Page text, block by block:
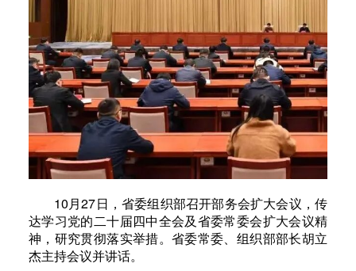
10月27日，省委组织部召开部务会扩大会议，传
达学习党的二十届四中全会及省委常委会扩大会议精
神，研究贯彻落实举措。省委常委、组织部部长胡立
杰主持会议并讲话。